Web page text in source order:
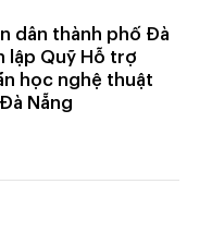
dân thành phố Đà
lập Quỹ Hỗ trợ
học nghệ thuật
Nẵng